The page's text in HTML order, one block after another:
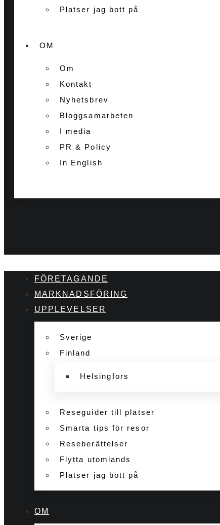
Platser jag bott på
OM
Om
Kontakt
Nyhetsbrev
Bloggsamarbeten
I media
PR & Policy
In English
FÖRETAGANDE
MARKNADSFÖRING
UPPLEVELSER
Sverige
Finland
Helsingfors
Reseguider till platser
Smarta tips för resor
Reseberättelser
Flytta utomlands
Platser jag bott på
OM